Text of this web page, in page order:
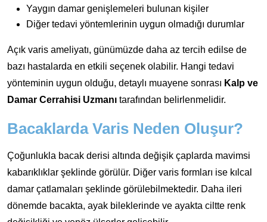
Yaygın damar genişlemeleri bulunan kişiler
Diğer tedavi yöntemlerinin uygun olmadığı durumlar
Açık varis ameliyatı, günümüzde daha az tercih edilse de
bazı hastalarda en etkili seçenek olabilir. Hangi tedavi
yönteminin uygun olduğu, detaylı muayene sonrası Kalp ve
Damar Cerrahisi Uzmanı tarafından belirlenmelidir.
Bacaklarda Varis Neden Oluşur?
Çoğunlukla bacak derisi altında değişik çaplarda mavimsi
kabarıklıklar şeklinde görülür. Diğer varis formları ise kılcal
damar çatlamaları şeklinde görülebilmektedir. Daha ileri
dönemde bacakta, ayak bileklerinde ve ayakta ciltte renk